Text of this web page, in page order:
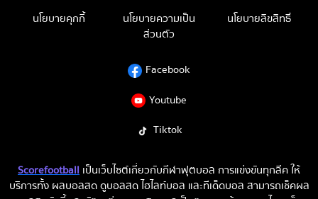
นโยบายคุกกี้
นโยบายความเป็น
ส่วนตัว
นโยบายลิขสิทธิ์
Facebook
Youtube
Tiktok
Scorefootball เป็นเว็บไซต์เกี่ยวกับกีฬาฟุตบอล การแข่งขันทุกลีค ให้
บริการทั้ง ผลบอลสด ดูบอลสด ไฮไลท์บอล และทีเด็ดบอล สามารถเช็คผล